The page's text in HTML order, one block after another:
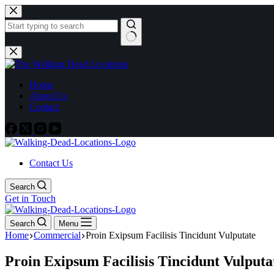
Skip
to
content
No
results
Home
About Us
Contact
Contact Us
Search
Get in Touch
Search Menu
Home Commercial Proin Exipsum Facilisis Tincidunt Vulputate
Proin Exipsum Facilisis Tincidunt